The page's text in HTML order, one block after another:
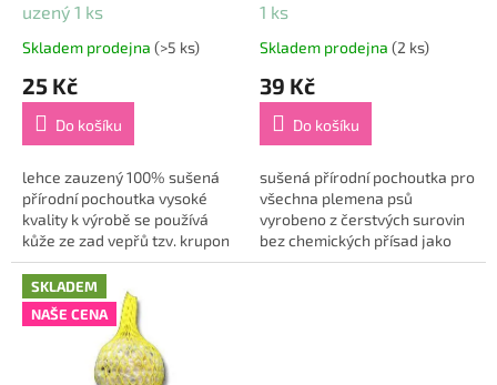
uzený 1 ks
Průměrné
produktu
5,0
5
hvězdiček.
Skladem prodejna (>5 ks)
25 Kč
Do košíku
lehce zauzený 100% sušená
přírodní pochoutka vysoké
kvality k výrobě se používá
kůže ze zad vepřů tzv. krupon
bez chemických přísad zdroj
kolagenu a elastinu vhodné
pro psy...
1 ks
Průměrné
produktu
5,0
5
hvězdiček.
Skladem prodejna (2 ks)
39 Kč
Do košíku
sušená přírodní pochoutka pro
všechna plemena psů
vyrobeno z čerstvých surovin
bez chemických přísad jako
doplněk stravy čistí chrup,
SKLADEM
NAŠE CENA